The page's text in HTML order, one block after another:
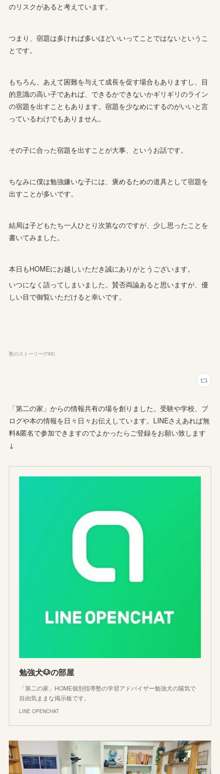
のリスクがあると考えています。
つまり、宿題は多ければ多いほどいいってことではないというこ
とです。
もちろん、あえて困難を与えて成長を促す場合もありますし、目
的意識の高い子であれば、できるかできないかギリギリのライン
の宿題を出すこともあります。宿題を少なめにするのがいいと言
っているわけでもありません。
その子に合った宿題を出すことが大事、というお話です。
ちなみに僕は勉強嫌いな子には、褒めるための道具として宿題を
出すことが多いです。
結局は子どもたち一人ひとり次第なのですが、少し思ったことを
書いてみました。
本日もHOMEにお越しいただき誠にありがとうございます。
いつになく語ってしまいました。賛否両論あると思いますが、優
しい目で御覧いただけると幸いです。
塾のストーリー(798)
「第二の家」からの情報共有の場を創りました。受験や学校、ブ
ログや本の情報を日々日々お伝えしています。LINEさえあれば無
料&匿名で参加できますのでよかったらご登録をお願い致します
↓
勉強犬🐶の部屋
「第二の家」HOME個別指導塾の学習アドバイザー勉強犬の陽気で
自由気ままな掲示板です。
LINE OPENCHAT